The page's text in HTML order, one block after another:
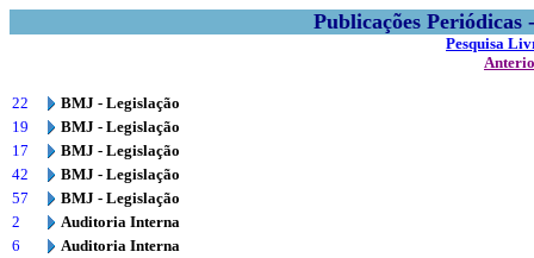
Publicações
Pesquisa
22
BMJ - Legislação
19
BMJ - Legislação
17
BMJ - Legislação
42
BMJ - Legislação
57
BMJ - Legislação
2
Auditoria Interna
6
Auditoria Interna